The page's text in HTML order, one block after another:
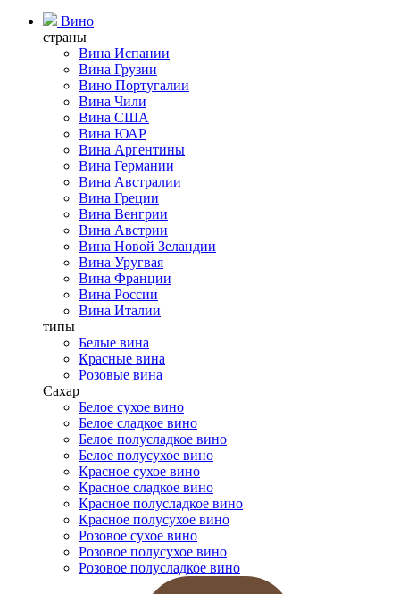
Вино
страны
Вина Испании
Вина Грузии
Вино Португалии
Вина Чили
Вина США
Вина ЮАР
Вина Аргентины
Вина Германии
Вина Австралии
Вина Греции
Вина Венгрии
Вина Австрии
Вина Новой Зеландии
Вина Уругвая
Вина Франции
Вина России
Вина Италии
типы
Белые вина
Красные вина
Розовые вина
Сахар
Белое сухое вино
Белое сладкое вино
Белое полусладкое вино
Белое полусухое вино
Красное сухое вино
Красное сладкое вино
Красное полусладкое вино
Красное полусухое вино
Розовое сухое вино
Розовое полусухое вино
Розовое полусладкое вино